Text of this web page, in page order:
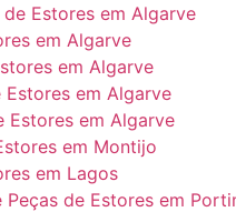
Estores em Algarve
em Algarve
em Algarve
Estores em Algarve
Estores em Algarve
em Montijo
em Lagos
de Estores em